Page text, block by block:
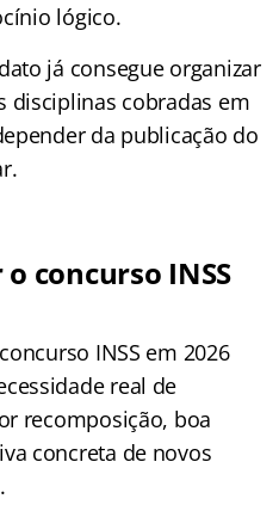
lógico.
já consegue organizar
disciplinas cobradas em
da publicação do
concurso INSS
INSS em 2026
real de
recomposição, boa
concreta de novos